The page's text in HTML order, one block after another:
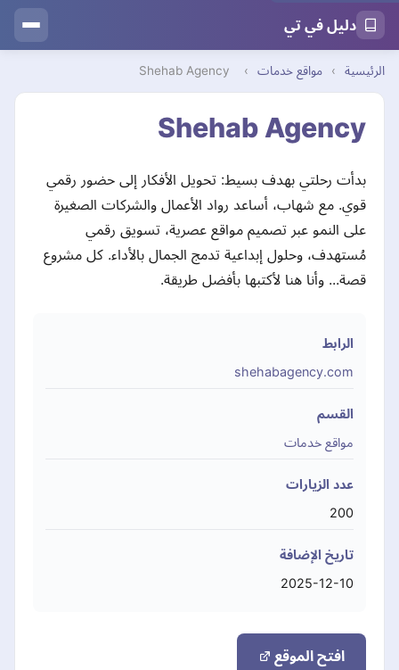
دليل في تي
الرئيسية › مواقع خدمات ›
Shehab Agency
Shehab Agency
بدأت رحلتي بهدف بسيط: تحويل الأفكار إلى حضور رقمي
قوي. مع شهاب، أساعد رواد الأعمال والشركات الصغيرة
على النمو عبر تصميم مواقع عصرية، تسويق رقمي
مُستهدف، وحلول إبداعية تدمج الجمال بالأداء. كل مشروع
قصة... وأنا هنا لأكتبها بأفضل طريقة.
الرابط
shehabagency.com
القسم
مواقع خدمات
عدد الزيارات
200
تاريخ الإضافة
2025-12-10
افتح الموقع